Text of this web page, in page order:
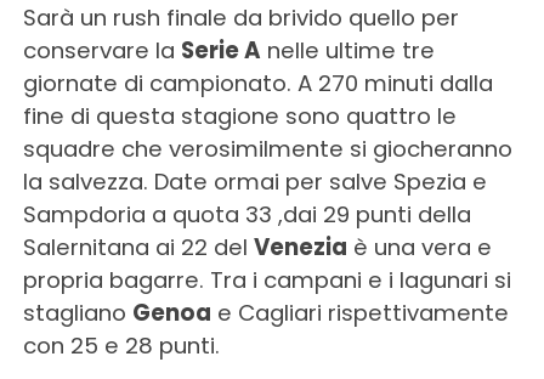
Sarà un rush finale da brivido quello per
conservare la Serie A nelle ultime tre
giornate di campionato. A 270 minuti dalla
fine di questa stagione sono quattro le
squadre che verosimilmente si giocheranno
la salvezza. Date ormai per salve Spezia e
Sampdoria a quota 33 ,dai 29 punti della
Salernitana ai 22 del Venezia è una vera e
propria bagarre. Tra i campani e i lagunari si
stagliano Genoa e Cagliari rispettivamente
con 25 e 28 punti.